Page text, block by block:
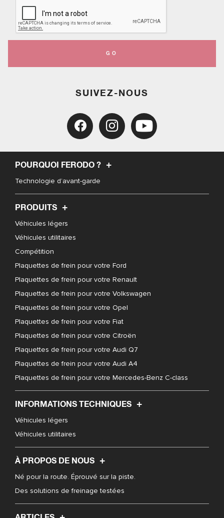
GO
SUIVEZ-NOUS
POURQUOI FERODO ?
Technologie d’avant-garde
PRODUITS
Véhicules légers
Véhicules utilitaires
Compétition
Plaquettes de frein pour votre Ford
Plaquettes de frein pour votre Renault
Plaquettes de frein pour votre Volkswagen
Plaquettes de frein pour votre Opel
Plaquettes de frein pour votre Fiat
Plaquettes de frein pour votre Citroën
Plaquettes de frein pour votre Audi Q7
Plaquettes de frein pour votre Audi A4
Plaquettes de frein pour votre Mercedes-Benz C-class
INFORMATIONS TECHNIQUES
Véhicules légers
Véhicules utilitaires
À PROPOS DE NOUS
Né pour la route. Éprouvé sur la piste.
Des solutions de freinage testées